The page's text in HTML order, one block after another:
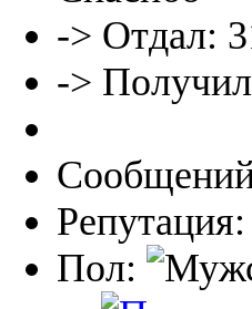
-> Отдал:
->
Пол: